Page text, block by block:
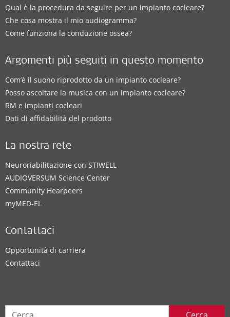
Qual è la procedura da seguire per un impianto cocleare?
Che cosa mostra il mio audiogramma?
Come funziona la conduzione ossea?
Argomenti più seguiti in questo momento
Com’è il suono riprodotto da un impianto cocleare?
Posso ascoltare la musica con un impianto cocleare?
RM e impianti cocleari
Dati di affidabilità del prodotto
La nostra rete
Neuroriabilitazione con STIWELL
AUDIOVERSUM Science Center
Community Hearpeers
myMED‑EL
Contattaci
Opportunità di carriera
Contattaci